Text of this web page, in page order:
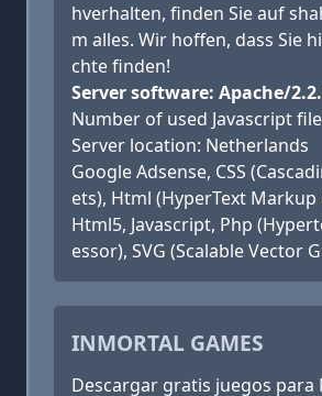
hverhalten, finden Sie auf
m alles. Wir hoffen, dass Sie
chte finden!
Server software: Apache/
Number of used Javascript
Server location: Netherlands
Google Adsense, CSS
ets), Html (HyperText Markup
Html5, Javascript, Php
essor), SVG (Scalable Vector
INMORTAL GAMES
Descargar gratis juegos para